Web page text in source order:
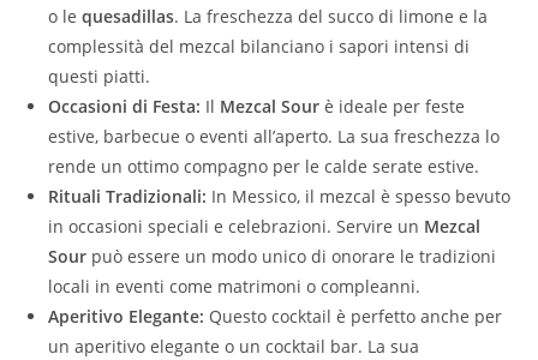
o le quesadillas. La freschezza del succo di limone e la
complessità del mezcal bilanciano i sapori intensi di
questi piatti.
Occasioni di Festa: Il Mezcal Sour è ideale per feste
estive, barbecue o eventi all’aperto. La sua freschezza lo
rende un ottimo compagno per le calde serate estive.
Rituali Tradizionali: In Messico, il mezcal è spesso bevuto
in occasioni speciali e celebrazioni. Servire un Mezcal
Sour può essere un modo unico di onorare le tradizioni
locali in eventi come matrimoni o compleanni.
Aperitivo Elegante: Questo cocktail è perfetto anche per
un aperitivo elegante o un cocktail bar. La sua